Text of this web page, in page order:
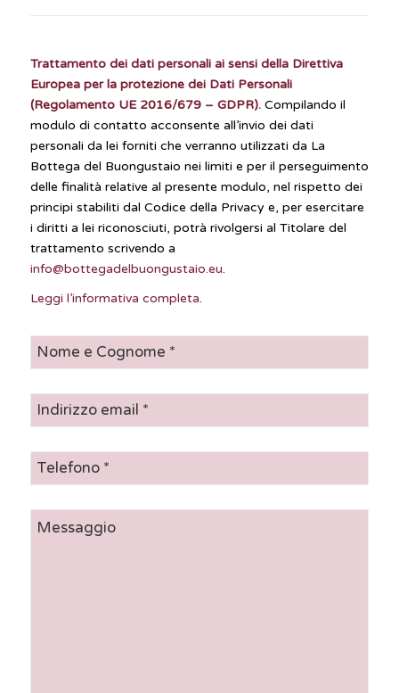
Trattamento dei dati personali ai sensi della Direttiva
Europea per la protezione dei Dati Personali
(Regolamento UE 2016/679 – GDPR). Compilando il
modulo di contatto acconsente all’invio dei dati
personali da lei forniti che verranno utilizzati da La
Bottega del Buongustaio nei limiti e per il perseguimento
delle finalità relative al presente modulo, nel rispetto dei
principi stabiliti dal Codice della Privacy e, per esercitare
i diritti a lei riconosciuti, potrà rivolgersi al Titolare del
trattamento scrivendo a
info@bottegadelbuongustaio.eu.
Leggi l’informativa completa.